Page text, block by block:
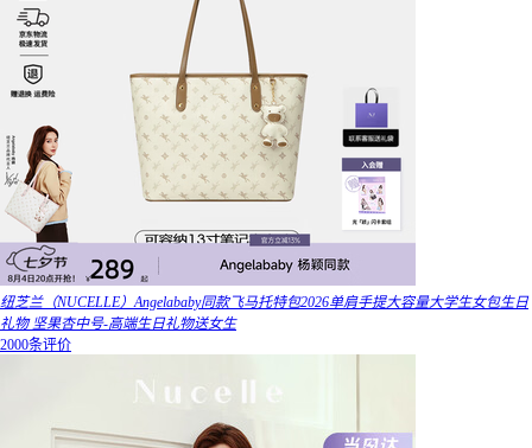
纽芝兰（NUCELLE）Angelababy同款飞马托特包2026单肩手提大容量大学生女包生日
礼物 坚果杏中号-高端生日礼物送女生
2000条评价